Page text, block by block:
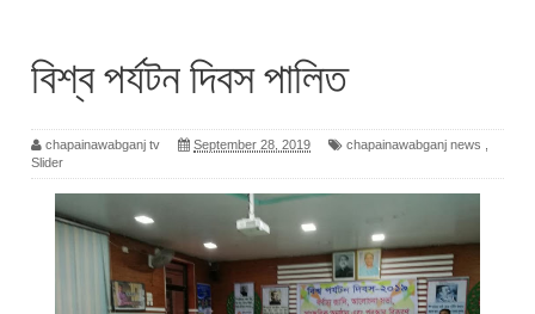
বিশ্ব পর্যটন দিবস পালিত
chapainawabganj tv September 28, 2019 chapainawabganj news
Slider